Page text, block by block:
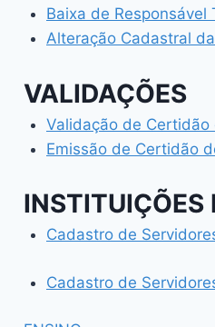
Baixa de Responsável
Alteração Cadastral
VALIDAÇÕES
Validação de Certidão
Emissão de Certidão
INSTITUIÇÕES
Cadastro de
Cadastro de